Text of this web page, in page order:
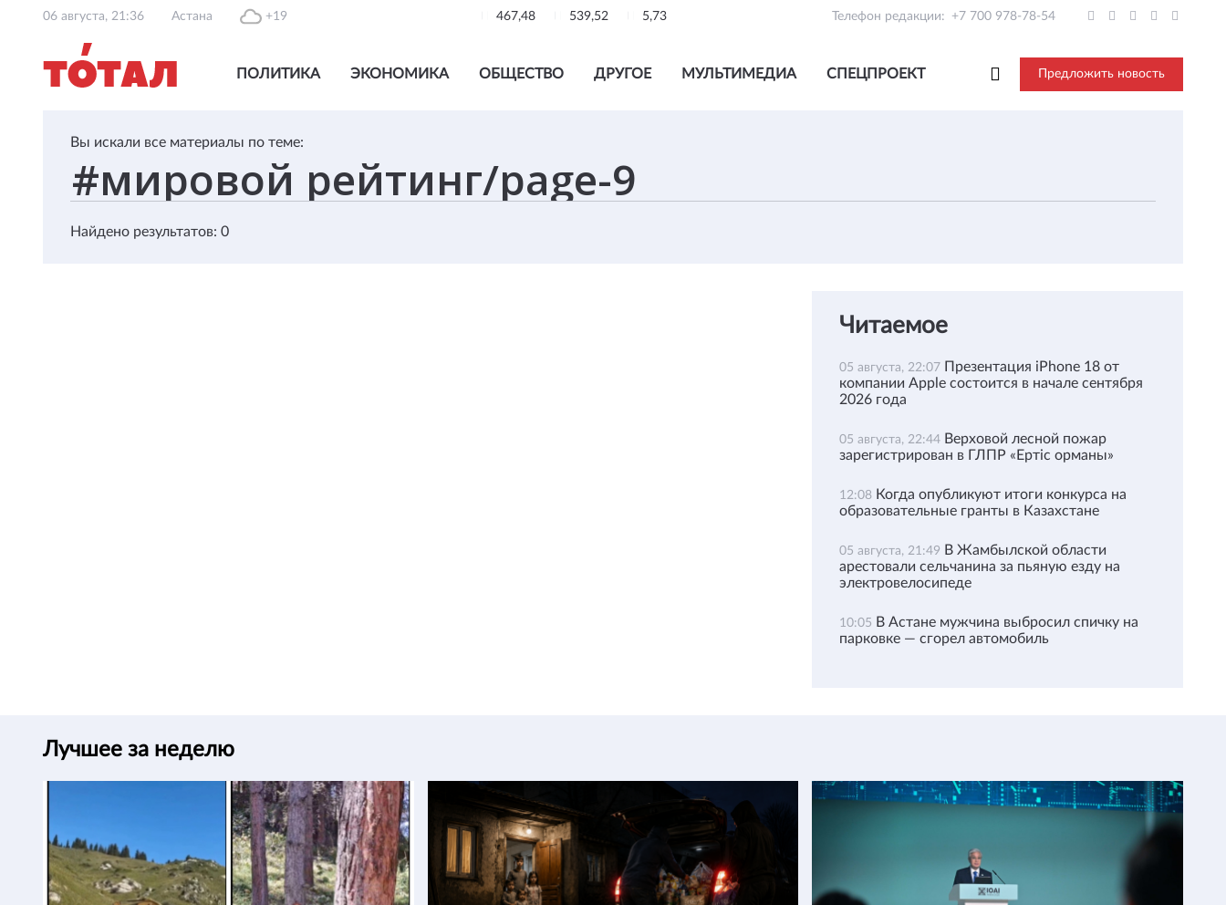
06 августа, 21:36 Астана +19 467,48 539,52 5,73 Телефон редакции: +7 700 978-78-54
ПОЛИТИКА ЭКОНОМИКА ОБЩЕСТВО ДРУГОЕ МУЛЬТИМЕДИА СПЕЦПРОЕКТ Предложить новость
Вы искали все материалы по теме:
Найдено результатов: 0
Читаемое
05 августа, 22:07 Презентация iPhone 18 от
компании Apple состоится в начале сентября
2026 года
05 августа, 22:44 Верховой лесной пожар
зарегистрирован в ГЛПР «Ертіс орманы»
12:08 Когда опубликуют итоги конкурса на
образовательные гранты в Казахстане
05 августа, 21:49 В Жамбылской области
арестовали сельчанина за пьяную езду на
электровелосипеде
10:05 В Астане мужчина выбросил спичку на
парковке — сгорел автомобиль
Лучшее за неделю